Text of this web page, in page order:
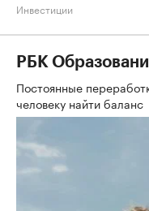
Инвестиции
РБК
Постоянные
человеку найти баланс